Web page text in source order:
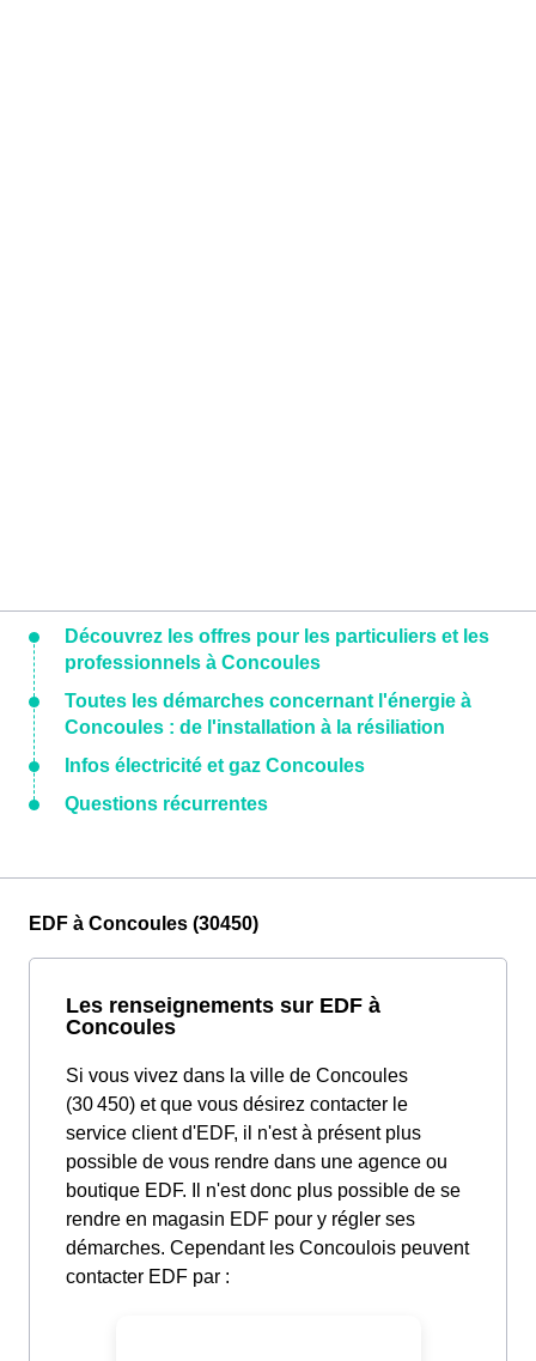
Découvrez les offres pour les particuliers et les
professionnels à Concoules
Toutes les démarches concernant l'énergie à
Concoules : de l'installation à la résiliation
Infos électricité et gaz Concoules
Questions récurrentes
EDF à Concoules (30450)
Les renseignements sur EDF à
Concoules
Si vous vivez dans la ville de Concoules
(30 450) et que vous désirez contacter le
service client d'EDF, il n'est à présent plus
possible de vous rendre dans une agence ou
boutique EDF. Il n'est donc plus possible de se
rendre en magasin EDF pour y régler ses
démarches. Cependant les Concoulois peuvent
contacter EDF par :